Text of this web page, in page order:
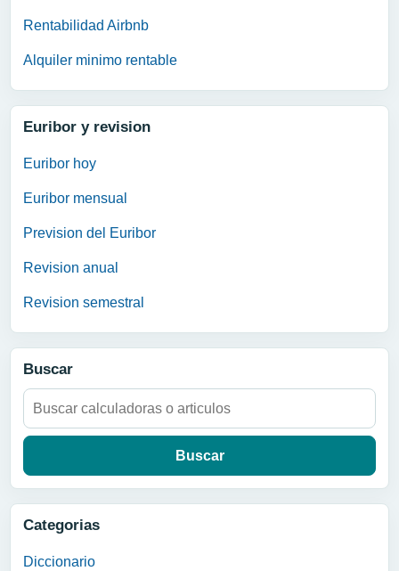
Rentabilidad Airbnb
Alquiler minimo rentable
Euribor y revision
Euribor hoy
Euribor mensual
Prevision del Euribor
Revision anual
Revision semestral
Buscar
Buscar:
Categorias
Diccionario